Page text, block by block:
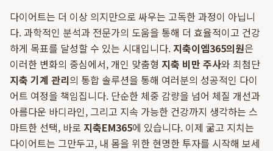
다이어트는 더 이상 의지만으로 싸우는 고독한 과정이 아닙니
다. 과학적인 분석과 전문가의 도움을 통해 더 효율적이고 건강
하게 목표를 달성할 수 있는 시대입니다. 지축이엠365의원은
이러한 변화의 중심에서, 개인 맞춤형 지축 비만 주사와 최첨단
지축 기계 관리의 통합 솔루션을 통해 여러분의 성공적인 다이
어트 여정을 책임집니다. 단순한 체중 감량을 넘어 체질 개선과
아름다운 바디라인, 그리고 지속 가능한 건강까지 생각하는 스
마트한 선택, 바로 지축EM365에 있습니다. 이제 굶고 지치는
다이어트는 그만두고, 내 몸을 위한 현명한 투자를 시작해 보세